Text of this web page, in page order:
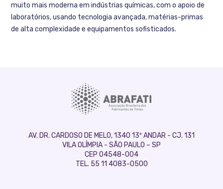
muito mais moderna em indústrias químicas, com o apoio de
laboratórios, usando tecnologia avançada, matérias-primas
de alta complexidade e equipamentos sofisticados.
AV. DR. CARDOSO DE MELO, 1340 13º ANDAR - CJ. 131
VILA OLÍMPIA - SÃO PAULO – SP
CEP 04548-004
TEL. 55 11 4083-0500